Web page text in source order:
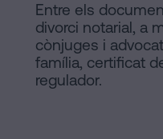
Entre els
divorci notarial, a
cònjuges i
família, certificat
regulador.